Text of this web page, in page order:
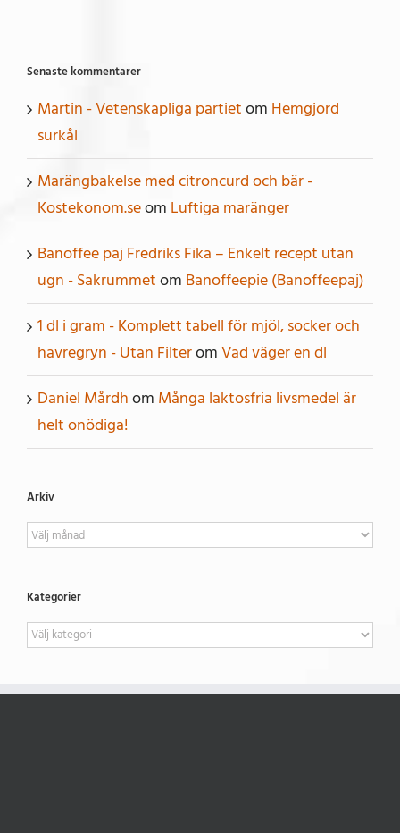
Senaste kommentarer
Martin - Vetenskapliga partietom Hemgjord
surkål
Marängbakelse med citroncurd och bär -
Kostekonom.seom Luftiga maränger
Banoffee paj Fredriks Fika – Enkelt recept utan
ugn - Sakrummetom Banoffeepie (Banoffeepaj)
1 dl i gram - Komplett tabell för mjöl, socker och
havregryn - Utan FilteromVad väger en dl
Daniel Mårdhom Många laktosfria livsmedel är
helt onödiga!
Arkiv
Arkiv
Kategorier
Kategorier